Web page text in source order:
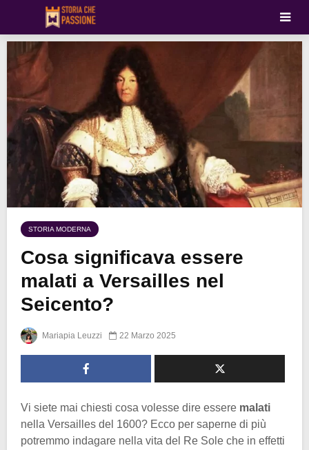
STORIA MODERNA
Cosa significava essere
malati a Versailles nel
Seicento?
Mariapia Leuzzi 22 Marzo 2025
Vi siete mai chiesti cosa volesse dire essere malati
nella Versailles del 1600? Ecco per saperne di più
potremmo indagare nella vita del Re Sole che in effetti